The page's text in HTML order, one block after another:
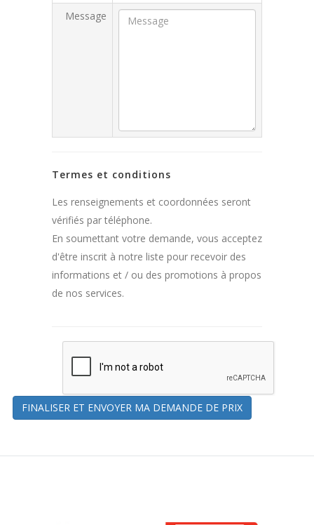
Message
Termes et conditions
Les renseignements et coordonnées seront
vérifiés par téléphone.
En soumettant votre demande, vous acceptez
d'être inscrit à notre liste pour recevoir des
informations et / ou des promotions à propos
de nos services.
FINALISER ET ENVOYER MA DEMANDE DE PRIX